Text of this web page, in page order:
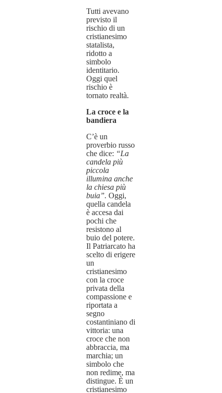
Tutti avevano
previsto il
rischio di un
cristianesimo
statalista,
ridotto a
simbolo
identitario.
Oggi quel
rischio è
tornato realtà.
La croce e la
bandiera
C’è un
proverbio russo
che dice: “La
candela più
piccola
illumina anche
la chiesa più
buia”. Oggi,
quella candela
è accesa dai
pochi che
resistono al
buio del potere.
Il Patriarcato ha
scelto di erigere
un
cristianesimo
con la croce
privata della
compassione e
riportata a
segno
costantiniano di
vittoria: una
croce che non
abbraccia, ma
marchia; un
simbolo che
non redime, ma
distingue. È un
cristianesimo